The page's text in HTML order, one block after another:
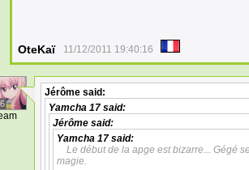
OteKaï 11/12/2011 19:40:16
Jérôme said:
Yamcha 17 said:
Jérôme said:
Yamcha 17 said:
Le début de la apge est bizarre... Gégé
magie.